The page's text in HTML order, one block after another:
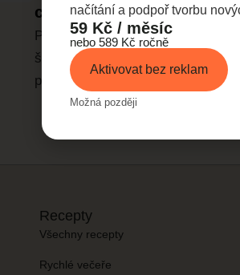
chutě pro rychlou a
Praktické tipy a jednoduché
šťavnaté kuřecí řízky, i když
přípravu.
Recepty
Všechny recepty
Rychlé večeře
načítání a podpoř tvorbu
59 Kč / měsíc
nebo 589 Kč ročně
Aktivovat bez reklam
Možná později